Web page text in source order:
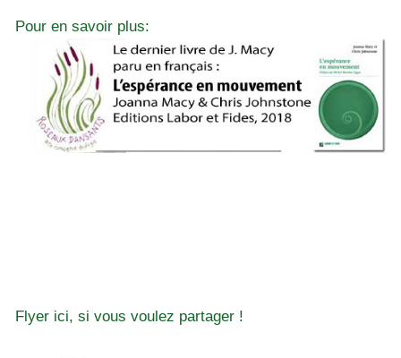
Pour en savoir plus:
Flyer ici, si vous voulez partager !